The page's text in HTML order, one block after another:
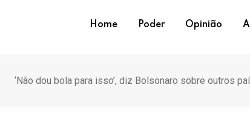
Home Poder Opinião
‘Não dou bola para isso’, diz Bolsonaro sobre outros